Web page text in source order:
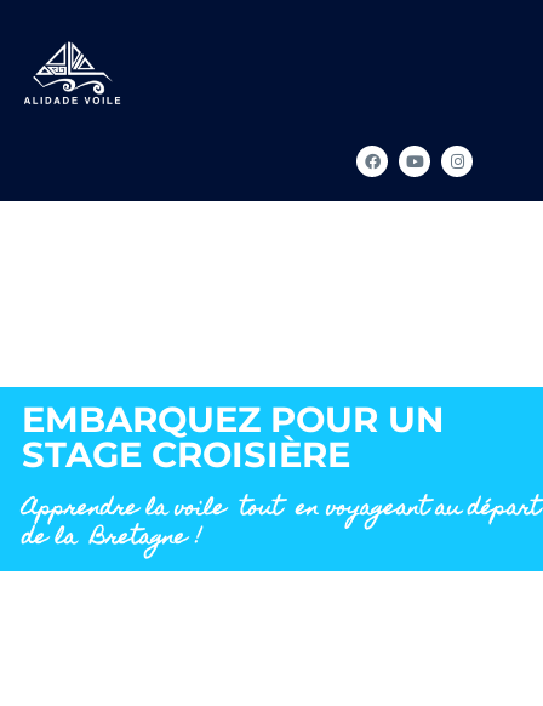
EMBARQUEZ POUR UN
STAGE CROISIÈRE
Apprendre la voile tout en voyageant au départ
de la Bretagne !